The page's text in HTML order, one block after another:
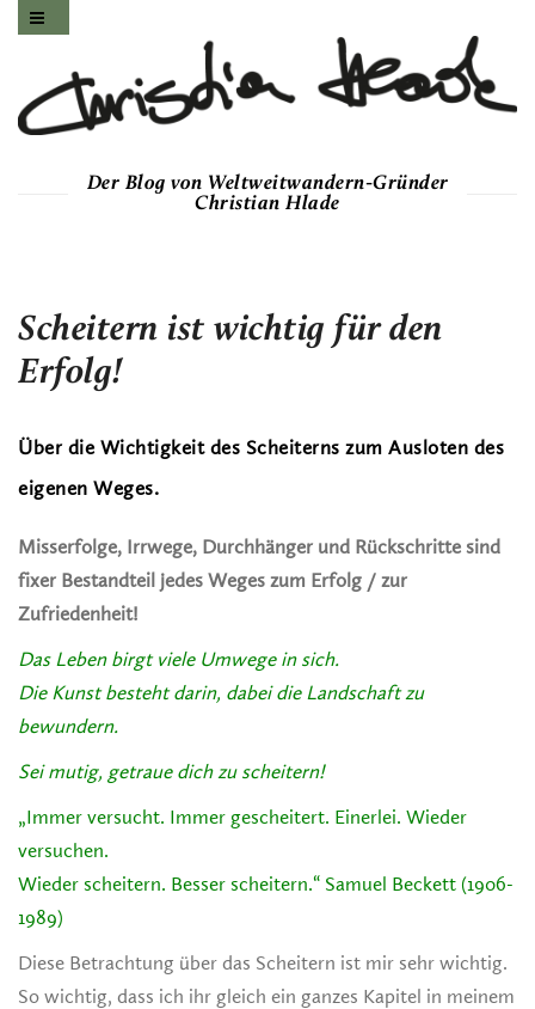
Der Blog von Weltweitwandern-Gründer
Christian Hlade
Scheitern ist wichtig für den
Erfolg!
Über die Wichtigkeit des Scheiterns zum Ausloten des
eigenen Weges.
Misserfolge, Irrwege, Durchhänger und Rückschritte sind
fixer Bestandteil jedes Weges zum Erfolg / zur
Zufriedenheit!
Das Leben birgt viele Umwege in sich.
Die Kunst besteht darin, dabei die Landschaft zu
bewundern.
Sei mutig, getraue dich zu scheitern!
„Immer versucht. Immer gescheitert. Einerlei. Wieder
versuchen.
Wieder scheitern. Besser scheitern.“ Samuel Beckett (1906-
1989)
Diese Betrachtung über das Scheitern ist mir sehr wichtig.
So wichtig, dass ich ihr gleich ein ganzes Kapitel in meinem